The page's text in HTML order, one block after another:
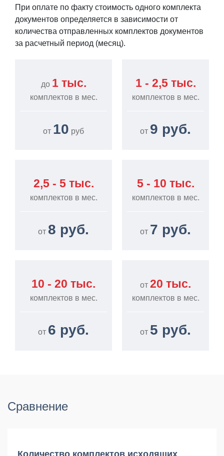
При оплате по факту стоимость одного комплекта
документов определяется в зависимости от
количества отправленных комплектов документов
за расчетный период (месяц).
до 1 тыс.
комплектов в мес.
от 10 руб
1 - 2,5 тыс.
комплектов в мес.
от 9 руб.
2,5 - 5 тыс.
комплектов в мес.
от 8 руб.
5 - 10 тыс.
комплектов в мес.
от 7 руб.
10 - 20 тыс.
комплектов в мес.
от 6 руб.
от 20 тыс.
комплектов в мес.
от 5 руб.
Сравнение
Количество комплектов исходящих